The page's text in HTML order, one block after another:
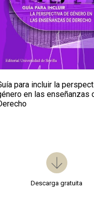
para incluir la
en las enseñanzas
Descarga gratuita